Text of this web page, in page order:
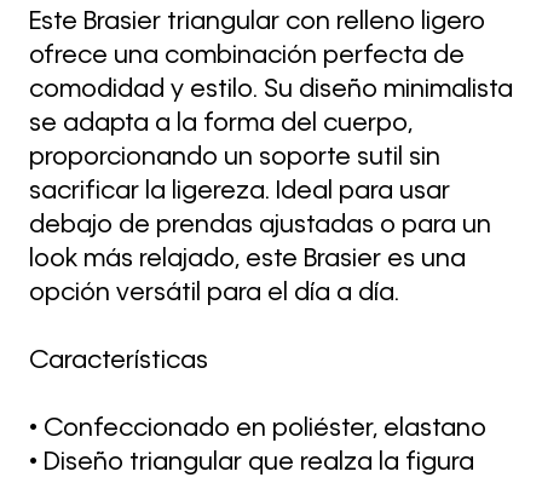
Este Brasier triangular con relleno ligero
ofrece una combinación perfecta de
comodidad y estilo. Su diseño minimalista
se adapta a la forma del cuerpo,
proporcionando un soporte sutil sin
sacrificar la ligereza. Ideal para usar
debajo de prendas ajustadas o para un
look más relajado, este Brasier es una
opción versátil para el día a día.
Características
• Confeccionado en poliéster, elastano
• Diseño triangular que realza la figura